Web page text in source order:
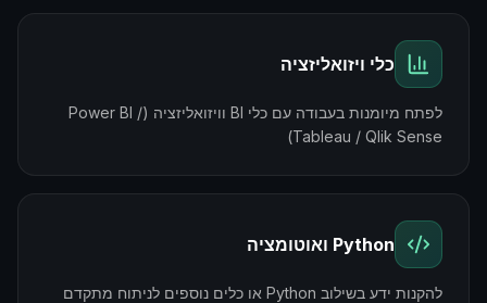
כלי ויזואליזציה
לפתח מיומנות בעבודה עם כלי BI וויזואליזציה (Power BI /
Tableau / Qlik Sense)
Python ואוטומציה
להקנות ידע בשילוב Python או כלים נוספים לניתוח מתקדם